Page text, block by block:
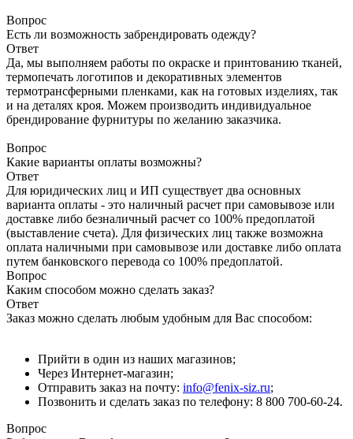
Вопрос
Есть ли возможность забрендировать одежду?
Ответ
Да, мы выполняем работы по окраске и принтованию тканей,
термопечать логотипов и декоративных элементов
термотрансферными пленками, как на готовых изделиях, так
и на деталях кроя. Можем производить индивидуальное
брендирование фурнитуры по желанию заказчика.
Вопрос
Какие варианты оплаты возможны?
Ответ
Для юридических лиц и ИП существует два основных
варианта оплаты - это наличный расчет при самовывозе или
доставке либо безналичный расчет со 100% предоплатой
(выставление счета). Для физических лиц также возможна
оплата наличными при самовывозе или доставке либо оплата
путем банковского перевода со 100% предоплатой.
Вопрос
Каким способом можно сделать заказ?
Ответ
Заказ можно сделать любым удобным для Вас способом:
Прийти в один из наших магазинов;
Через Интернет-магазин;
Отправить заказ на почту: info@fenix-siz.ru;
Позвонить и сделать заказ по телефону: 8 800 700-60-24.
Вопрос